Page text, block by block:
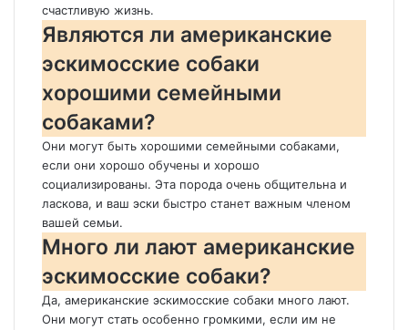
счастливую жизнь.
Являются ли американские
эскимосские собаки
хорошими семейными
собаками?
Они могут быть хорошими семейными собаками,
если они хорошо обучены и хорошо
социализированы. Эта порода очень общительна и
ласкова, и ваш эски быстро станет важным членом
вашей семьи.
Много ли лают американские
эскимосские собаки?
Да, американские эскимосские собаки много лают.
Они могут стать особенно громкими, если им не